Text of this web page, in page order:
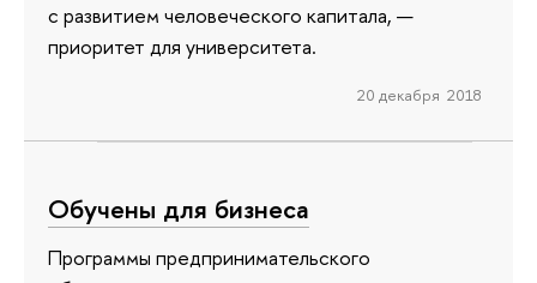
с развитием человеческого капитала, —
приоритет для университета.
20 декабря 2018
Обучены для бизнеса
Программы предпринимательского